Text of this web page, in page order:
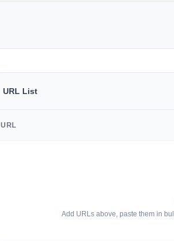
URL List
URL
Add URLs above, paste them in